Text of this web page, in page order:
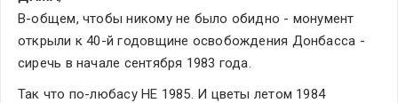
В-общем, чтобы никому не было обидно - монумент
открыли к 40-й годовщине освобождения Донбасса -
сиречь в начале сентября 1983 года.
Так что по-любасу НЕ 1985. И цветы летом 1984